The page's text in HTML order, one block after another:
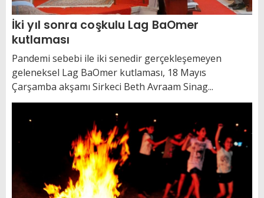
İki yıl sonra coşkulu Lag BaOmer
kutlaması
Pandemi sebebi ile iki senedir gerçekleşemeyen
geleneksel Lag BaOmer kutlaması, 18 Mayıs
Çarşamba akşamı Sirkeci Beth Avraam Sinag...